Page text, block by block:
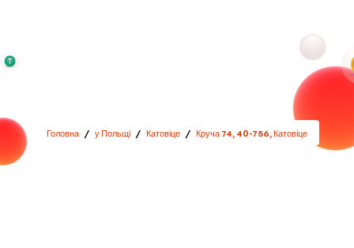
Головна / у Польщі / Катовіце / Круча 74, 40-756, Катовіце